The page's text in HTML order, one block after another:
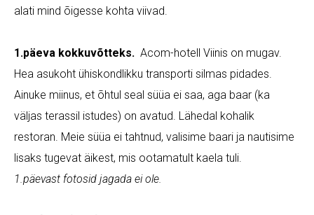
alati mind õigesse kohta viivad.
1.päeva kokkuvõtteks. Acom-hotell Viinis on mugav.
Hea asukoht ühiskondlikku transporti silmas pidades.
Ainuke miinus, et õhtul seal süüa ei saa, aga baar (ka
väljas terassil istudes) on avatud. Lähedal kohalik
restoran. Meie süüa ei tahtnud, valisime baari ja nautisime
lisaks tugevat äikest, mis ootamatult kaela tuli.
1.päevast fotosid jagada ei ole.